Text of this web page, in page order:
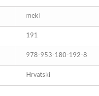
meki
191
978-953-180-192-8
Hrvatski